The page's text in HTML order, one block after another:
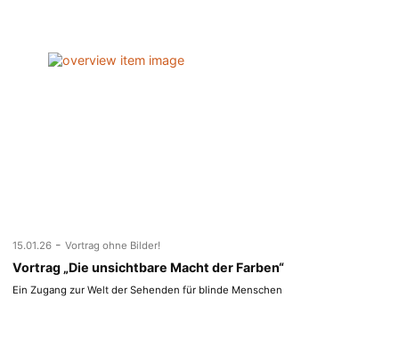
15.01.26 - Vortrag ohne Bilder!
Vortrag „Die unsichtbare Macht der Farben“
Ein Zugang zur Welt der Sehenden für blinde Menschen